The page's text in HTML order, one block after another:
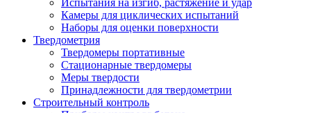
Испытания на изгиб, растяжение и удар
Камеры для циклических испытаний
Наборы для оценки поверхности
Твердометрия
Твердомеры портативные
Стационарные твердомеры
Меры твердости
Принадлежности для твердометрии
Строительный контроль